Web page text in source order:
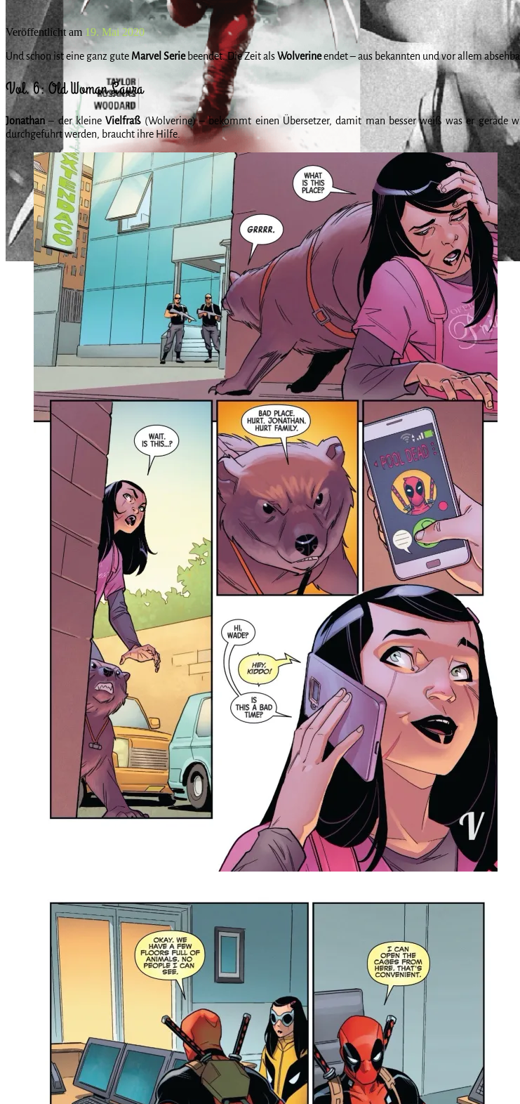
Veröffentlicht am 19. Mai 2020
Und schon ist eine ganz gute Marvel Seriebeendet. Die Zeit alsWolverineendet – aus bekannten und vor allem
Vol. 6: Old Woman Laura
Jonathan– der kleineVielfraß(Wolverine) – bekommt einen Übersetzer, damit man besser weiß was er gerade
durchgeführt werden, braucht ihre Hilfe.